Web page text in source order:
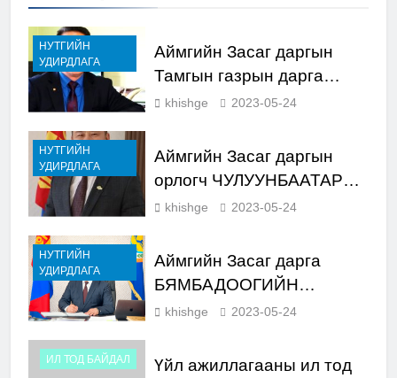
НУТГИЙН
УДИРДЛАГА
Аймгийн Засаг даргын
Тамгын газрын дарга
ШАГДАРСҮРЭНГИЙН
khishge 2023-05-24
НУТГИЙН
УДИРДЛАГА
Аймгийн Засаг даргын
орлогч ЧУЛУУНБААТАРЫН
БАТНАЙРАМДАЛ
khishge 2023-05-24
НУТГИЙН
УДИРДЛАГА
Аймгийн Засаг дарга
БЯМБАДООГИЙН
ЦЭРЭННАДМИД
khishge 2023-05-24
ИЛ ТОД БАЙДАЛ Үйл ажиллагааны ил тод